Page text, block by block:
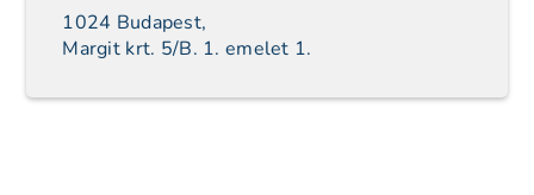
1024 Budapest,
Margit krt. 5/B. 1. emelet 1.